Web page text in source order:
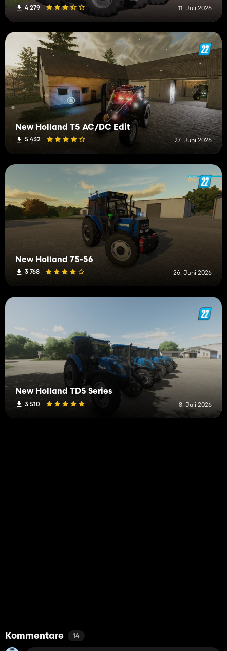
4 279 11. Juli 2026
New Holland T5 AC/DC Edit
5 432 27. Juni 2026
New Holland 75-56
3 768 26. Juni 2026
New Holland TD5 Series
3 510 8. Juli 2026
Kommentare 14